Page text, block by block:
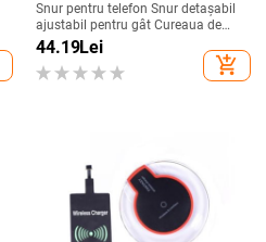
Snur pentru telefon Snur detașabil
ajustabil pentru gât Cureaua de
șnur pentru accesorii pentru telefon
mobil Snur pentru telefon mobil
Curele universale pentru gât
44.19Lei
add_shopping_cart